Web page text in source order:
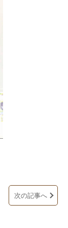
次の記事へ